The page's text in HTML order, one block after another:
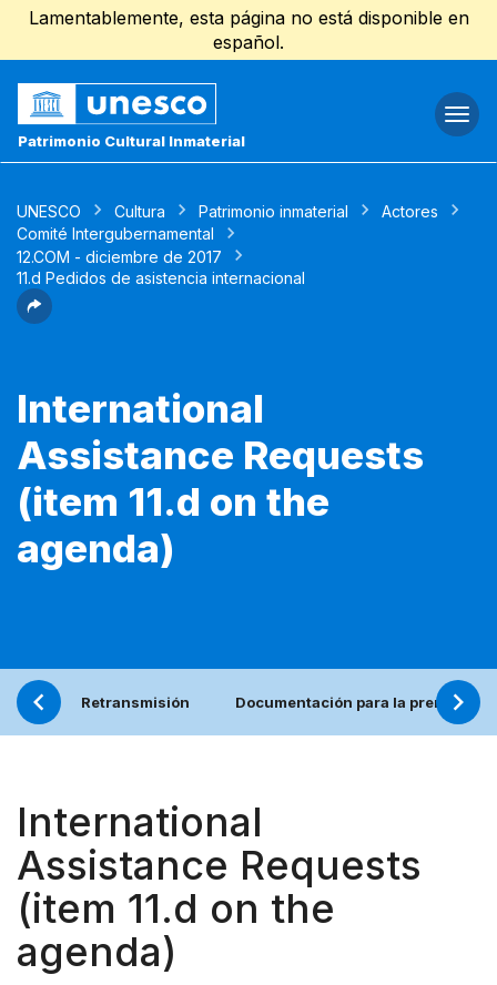
Lamentablemente, esta página no está disponible en
español.
Patrimonio Cultural Inmaterial
UNESCO Cultura Patrimonio inmaterial
Actores
Comité Intergubernamental
12.COM - diciembre de 2017
11.d Pedidos de asistencia internacional
International
Assistance Requests
(item 11.d on the
agenda)
Retransmisión Documentación para la prensa (en
International
Assistance Requests
(item 11.d on the
agenda)